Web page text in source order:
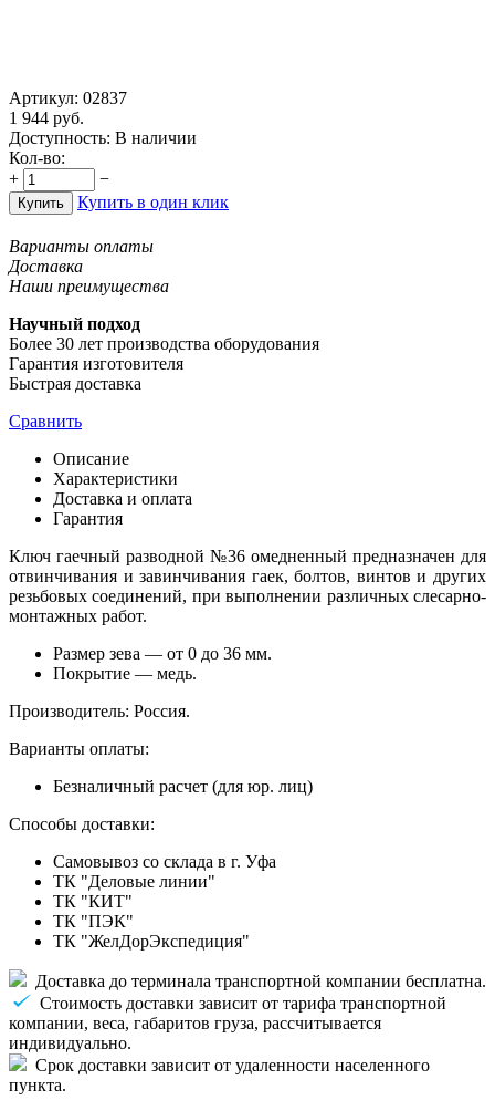
Артикул: 02837
1 944 руб.
Доступность: В наличии
Кол-во:
+
−
Купить Купить в один клик
Варианты оплаты
Доставка
Наши преимущества
Научный подход
Более 30 лет производства оборудования
Гарантия изготовителя
Быстрая доставка
Сравнить
Описание
Характеристики
Доставка и оплата
Гарантия
Ключ гаечный разводной №36 омедненный предназначен для
отвинчивания и завинчивания гаек, болтов, винтов и других
резьбовых соединений, при выполнении различных слесарно-
монтажных работ.
Размер зева — от 0 до 36 мм.
Покрытие — медь.
Производитель: Россия.
Варианты оплаты:
Безналичный расчет (для юр. лиц)
Способы доставки:
Самовывоз со склада в г. Уфа
ТК "Деловые линии"
ТК "КИТ"
ТК "ПЭК"
ТК "ЖелДорЭкспедиция"
Доставка до терминала транспортной компании бесплатна.
Стоимость доставки зависит от тарифа транспортной
компании, веса, габаритов груза, рассчитывается
индивидуально.
Срок доставки зависит от удаленности населенного
пункта.